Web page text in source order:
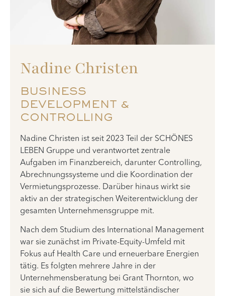
Nadine Christen
BUSINESS
DEVELOPMENT &
CONTROLLING
Nadine Christen ist seit 2023 Teil der SCHÖNES
LEBEN Gruppe und verantwortet zentrale
Aufgaben im Finanzbereich, darunter Controlling,
Abrechnungssysteme und die Koordination der
Vermietungsprozesse. Darüber hinaus wirkt sie
aktiv an der strategischen Weiterentwicklung der
gesamten Unternehmensgruppe mit.
Nach dem Studium des International Management
war sie zunächst im Private-Equity-Umfeld mit
Fokus auf Health Care und erneuerbare Energien
tätig. Es folgten mehrere Jahre in der
Unternehmensberatung bei Grant Thornton, wo
sie sich auf die Bewertung mittelständischer